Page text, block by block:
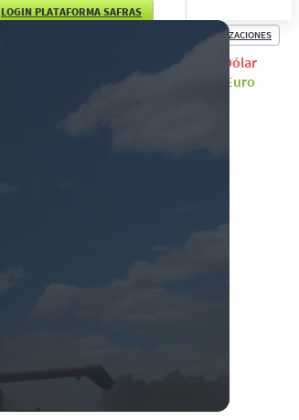
LOGIN PLATAFORMA SAFRAS
COTIZACIONES
Dólar
Euro